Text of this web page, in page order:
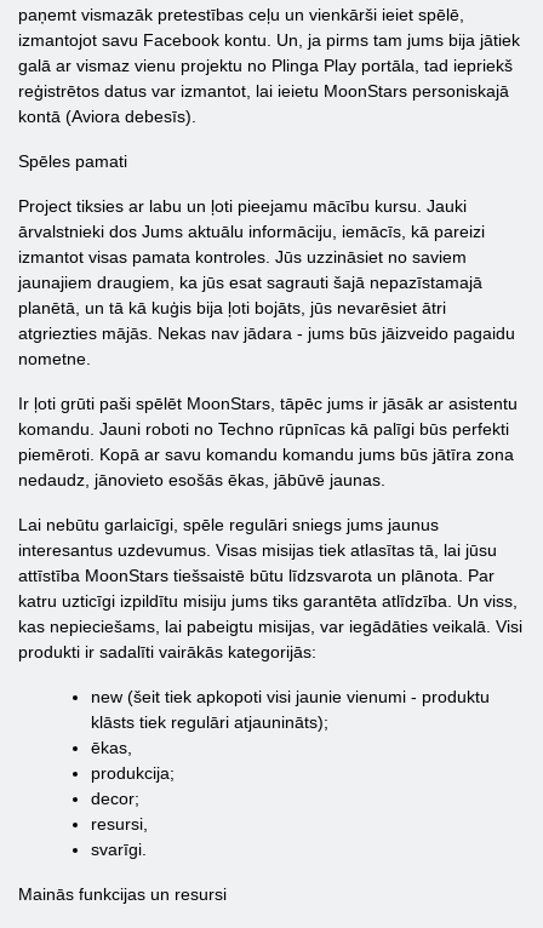
paņemt vismazāk pretestības ceļu un vienkārši ieiet spēlē,
izmantojot savu Facebook kontu. Un, ja pirms tam jums bija jātiek
galā ar vismaz vienu projektu no Plinga Play portāla, tad iepriekš
reģistrētos datus var izmantot, lai ieietu MoonStars personiskajā
kontā (Aviora debesīs).
Spēles pamati
Project tiksies ar labu un ļoti pieejamu mācību kursu. Jauki
ārvalstnieki dos Jums aktuālu informāciju, iemācīs, kā pareizi
izmantot visas pamata kontroles. Jūs uzzināsiet no saviem
jaunajiem draugiem, ka jūs esat sagrauti šajā nepazīstamajā
planētā, un tā kā kuģis bija ļoti bojāts, jūs nevarēsiet ātri
atgriezties mājās. Nekas nav jādara - jums būs jāizveido pagaidu
nometne.
Ir ļoti grūti paši spēlēt MoonStars, tāpēc jums ir jāsāk ar asistentu
komandu. Jauni roboti no Techno rūpnīcas kā palīgi būs perfekti
piemēroti. Kopā ar savu komandu komandu jums būs jātīra zona
nedaudz, jānovieto esošās ēkas, jābūvē jaunas.
Lai nebūtu garlaicīgi, spēle regulāri sniegs jums jaunus
interesantus uzdevumus. Visas misijas tiek atlasītas tā, lai jūsu
attīstība MoonStars tiešsaistē būtu līdzsvarota un plānota. Par
katru uzticīgi izpildītu misiju jums tiks garantēta atlīdzība. Un viss,
kas nepieciešams, lai pabeigtu misijas, var iegādāties veikalā. Visi
produkti ir sadalīti vairākās kategorijās:
new (šeit tiek apkopoti visi jaunie vienumi - produktu
klāsts tiek regulāri atjaunināts);
ēkas,
produkcija;
decor;
resursi,
svarīgi.
Mainās funkcijas un resursi